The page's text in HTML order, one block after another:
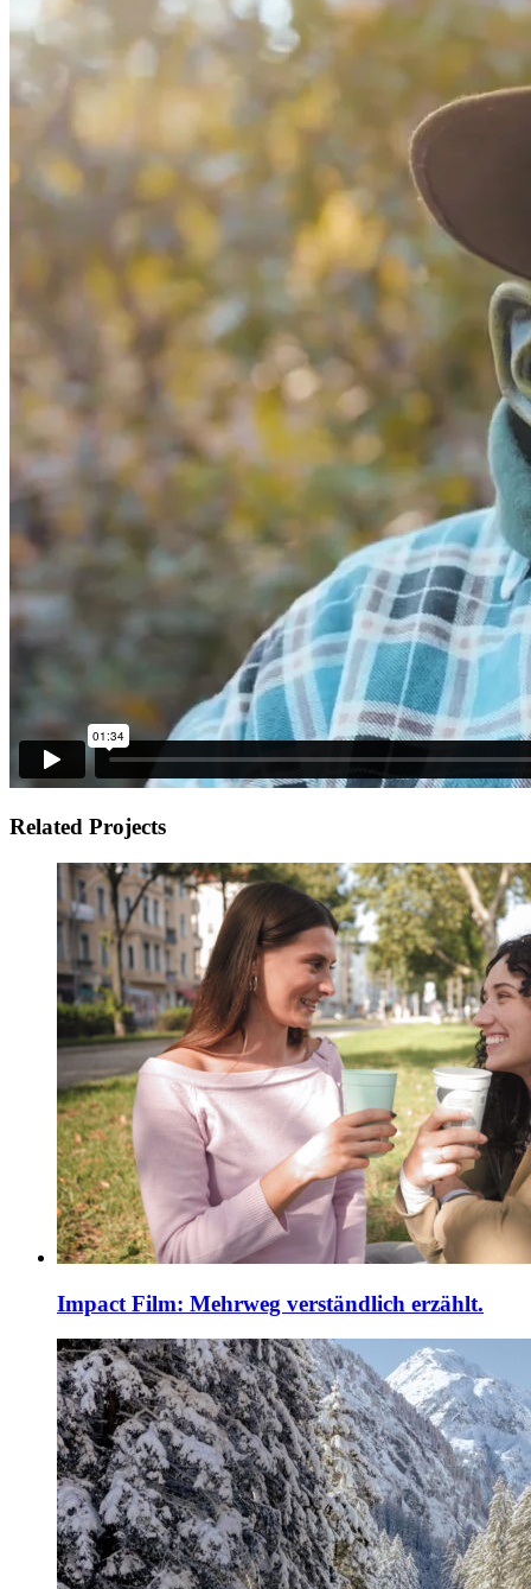
Related Projects
Impact Film: Mehrweg verständlich erzählt.